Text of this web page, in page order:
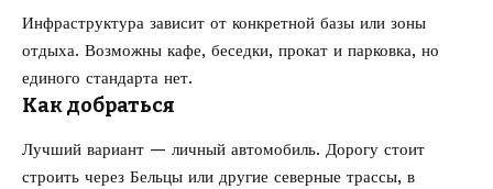
Инфраструктура зависит от конкретной базы или зоны
отдыха. Возможны кафе, беседки, прокат и парковка, но
единого стандарта нет.
Как добраться
Лучший вариант — личный автомобиль. Дорогу стоит
строить через Бельцы или другие северные трассы, в